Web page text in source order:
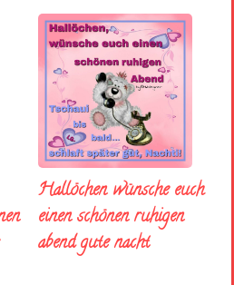
Hallöchen wünsche euch
einen schönen ruhigen
abend gute nacht